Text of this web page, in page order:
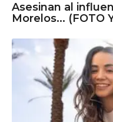
Asesinan al
Morelos... (FOTO